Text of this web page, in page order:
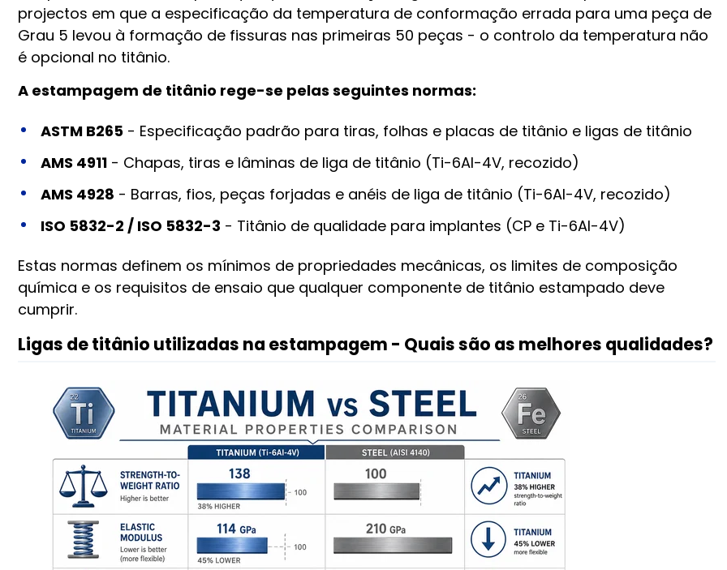
projectos em que a especificação da temperatura de conformação errada para uma peça de
Grau 5 levou à formação de fissuras nas primeiras 50 peças - o controlo da temperatura não
é opcional no titânio.
A estampagem de titânio rege-se pelas seguintes normas:
ASTM B265 - Especificação padrão para tiras, folhas e placas de titânio e ligas de titânio
AMS 4911 - Chapas, tiras e lâminas de liga de titânio (Ti-6Al-4V, recozido)
AMS 4928 - Barras, fios, peças forjadas e anéis de liga de titânio (Ti-6Al-4V, recozido)
ISO 5832-2 / ISO 5832-3 - Titânio de qualidade para implantes (CP e Ti-6Al-4V)
Estas normas definem os mínimos de propriedades mecânicas, os limites de composição
química e os requisitos de ensaio que qualquer componente de titânio estampado deve
cumprir.
Ligas de titânio utilizadas na estampagem - Quais são as melhores qualidades?